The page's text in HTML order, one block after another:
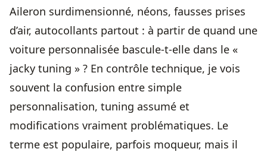
Aileron surdimensionné, néons, fausses prises
d’air, autocollants partout : à partir de quand une
voiture personnalisée bascule-t-elle dans le «
jacky tuning » ? En contrôle technique, je vois
souvent la confusion entre simple
personnalisation, tuning assumé et
modifications vraiment problématiques. Le
terme est populaire, parfois moqueur, mais il